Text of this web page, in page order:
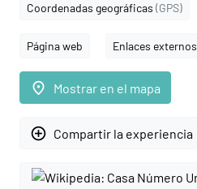
Coordenadas geográficas (GPS)
Página web Enlaces externos
place Mostrar en el mapa
add_circle_outline Compartir la experiencia